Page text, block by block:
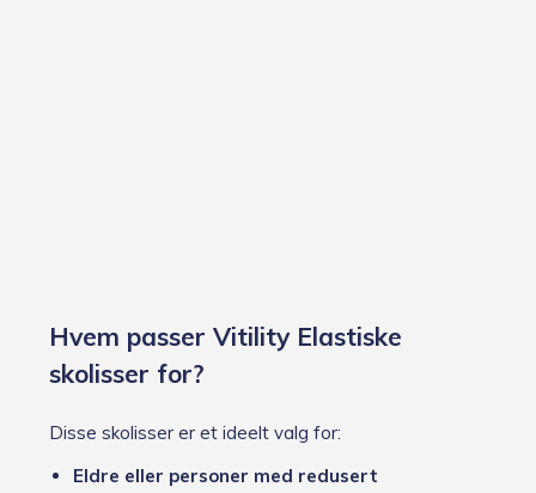
Hvem passer Vitility Elastiske
skolisser for?
Disse skolisser er et ideelt valg for:
Eldre eller personer med redusert